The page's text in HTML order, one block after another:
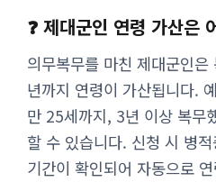
❓ 제대군인 연령 가산은
의무복무를 마친 제대군인
년까지 연령이 가산됩니다.
만 25세까지, 3년 이상 복무
할 수 있습니다. 신청 시 병
기간이 확인되어 자동으로